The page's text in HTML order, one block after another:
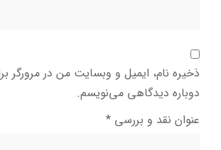
ذخیره نام، ایمیل و وبسایت من در مرورگر
دوباره دیدگاهی می‌نویسم.
عنوان نقد و بررسی *